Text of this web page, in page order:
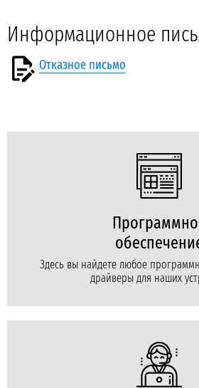
Информационное
Отказное письмо
Здесь вы найдете любое
драйверы для наших